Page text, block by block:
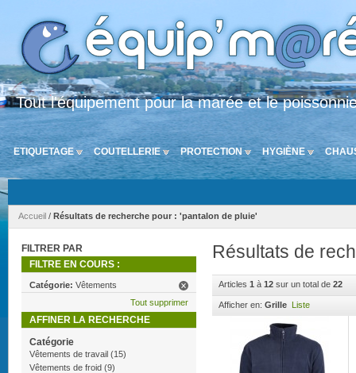
Tout l'équipement pour la marée et le
ETIQUETAGE COUTELLERIE PROTECTION HYGIÈNE
Accueil / Résultats de recherche pour : 'pantalon de pluie'
Résultats de
Articles 1 à 12 sur un total de 22
Afficher en: Grille Liste
FILTRER PAR
FILTRE EN COURS :
Catégorie: Vêtements
Tout supprimer
AFFINER LA RECHERCHE
Catégorie
Vêtements de travail (15)
Vêtements de froid (9)